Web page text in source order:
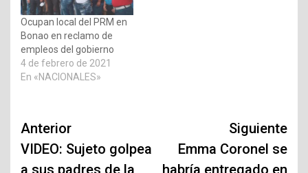
Ocupan local del PRM en
Bonao en reclamo de
empleos del gobierno
4 de febrero de 2021
En «NACIONALES»
Navegación
de
Anterior
VIDEO: Sujeto golpea
a sus padres de la
Siguiente
Emma Coronel se
habría entregado en